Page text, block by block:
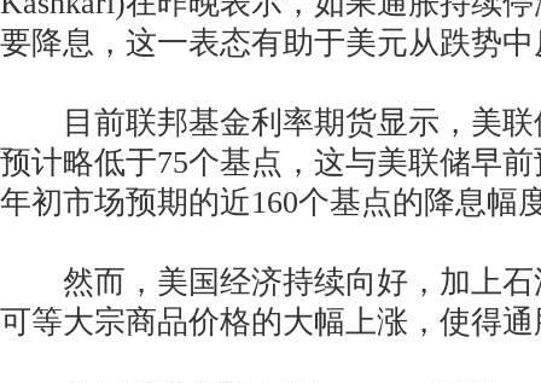
要降息，这一表态有助于美元从跌势
目前联邦基金利率期货显示，美联
预计略低于75个基点，这与美联储早
年初市场预期的近160个基点的降息幅
然而，美国经济持续向好，加上石
可等大宗商品价格的大幅上涨，使得